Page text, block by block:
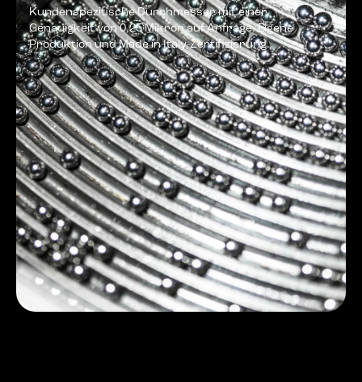
Kundenspezifische Durchmesser mit einer
Genauigkeit von 0,25 Mikron auf Anfrage. Eigene
Produktion und Made in Italy-Zertifizierung.